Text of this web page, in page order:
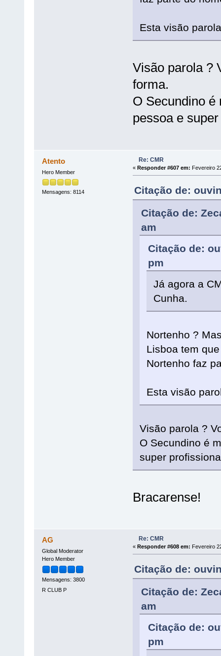
Esta visão
Visão parola ?
forma.
O Secundino é
pessoa e
Atento
Hero Member
Mensagens: 8114
Re: CMR
« Responder #607 em: Fevereiro
Citação de:
Citação de:
am
Citação de:
pm
Já agora a
Cunha.
Nortenho ?
Lisboa tem
Nortenho faz
Esta visão
Visão parola ?
O Secundino é
super
Bracarense!
AG
Global Moderator
Hero Member
Mensagens: 3800
R CLUB P
Re: CMR
« Responder #608 em: Fevereiro
Citação de:
Citação de:
am
Citação de:
pm